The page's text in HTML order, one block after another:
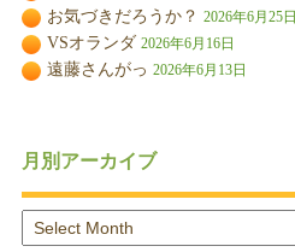
お気づきだろうか？ 2026年6月25日
VSオランダ 2026年6月16日
遠藤さんがっ 2026年6月13日
月別アーカイブ